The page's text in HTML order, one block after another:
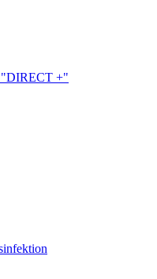
"DIRECT +"